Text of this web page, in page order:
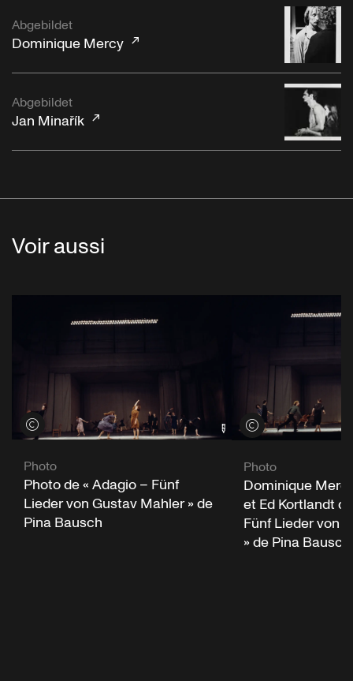
Abgebildet
Dominique Mercy
Abgebildet
Jan Minařík
Voir aussi
Voir les crédits
Photo
Photo de « Adagio – Fünf
Lieder von Gustav Mahler » de
Pina Bausch
Voir les crédits
Photo
Dominique
et Ed Kortlandt
Fünf Lieder von
» de Pina Bausch